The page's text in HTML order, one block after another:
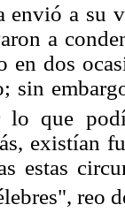
envió a su
a
en dos
sin
que
existían
estas
reo